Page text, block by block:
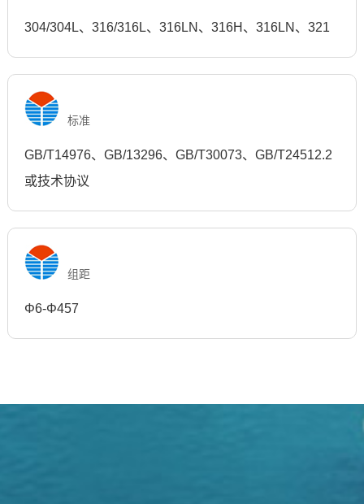
304/304L、316/316L、316LN、316H、316LN、321
标准
GB/T14976、GB/13296、GB/T30073、GB/T24512.2
或技术协议
组距
Φ6-Φ457